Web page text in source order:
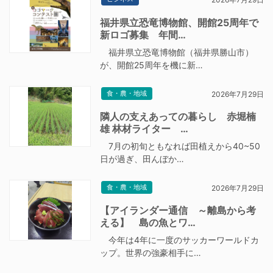
福井県立恐竜博物館、開館25周年で
新ロゴ募集 年間…
福井県立恐竜博物館（福井県勝山市）
が、開館25周年を機に新…
食・農・地域 2026年7月29日
隣人の支えあっての暮らし 赤堀楠
雄 林材ライター …
7月の初旬ともなれば田植えから40~50
日が過ぎ、田んぼか…
食・農・地域 2026年7月29日
【アイランダー通信 ～離島から考
える】 島の魚とワ…
今年は4年に一度のサッカーワールドカ
ップ。世界の強豪相手に…